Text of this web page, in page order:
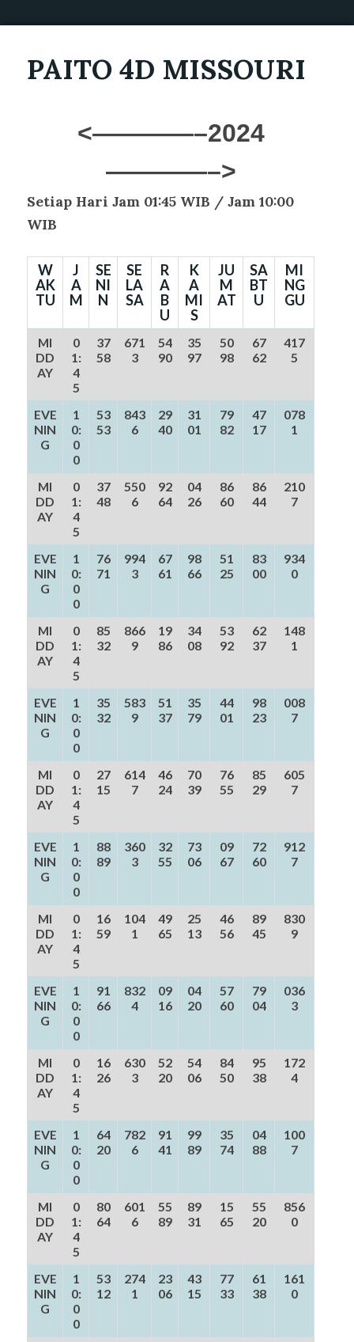
PAITO 4D MISSOURI
<————–2024
————–>
Setiap Hari Jam 01:45 WIB / Jam 10:00
WIB
W
AK
TU
J
A
M
SE
NI
N
SE
LA
SA
R
A
B
U
K
A
MI
S
JU
M
AT
SA
BT
U
MI
NG
GU
MI
DD
AY
0
1:
4
5
37
58
671
3
54
90
35
97
50
98
67
62
417
5
EVE
NIN
G
1
0:
0
0
53
53
843
6
29
40
31
01
79
82
47
17
078
1
MI
DD
AY
0
1:
4
5
37
48
550
6
92
64
04
26
86
60
86
44
210
7
EVE
NIN
G
1
0:
0
0
76
71
994
3
67
61
98
66
51
25
83
00
934
0
MI
DD
AY
0
1:
4
5
85
32
866
9
19
86
34
08
53
92
62
37
148
1
EVE
NIN
G
1
0:
0
0
35
32
583
9
51
37
35
79
44
01
98
23
008
7
MI
DD
AY
0
1:
4
5
27
15
614
7
46
24
70
39
76
55
85
29
605
7
EVE
NIN
G
1
0:
0
0
88
89
360
3
32
55
73
06
09
67
72
60
912
7
MI
DD
AY
0
1:
4
5
16
59
104
1
49
65
25
13
46
56
89
45
830
9
EVE
NIN
G
1
0:
0
0
91
66
832
4
09
16
04
20
57
60
79
04
036
3
MI
DD
AY
0
1:
4
5
16
26
630
3
52
20
54
06
84
50
95
38
172
4
EVE
NIN
G
1
0:
0
0
64
20
782
6
91
41
99
89
35
74
04
88
100
7
MI
DD
AY
0
1:
4
5
80
64
601
6
55
89
89
31
15
65
55
20
856
0
EVE
NIN
G
1
0:
0
0
53
12
274
1
23
06
43
15
77
33
61
38
161
0